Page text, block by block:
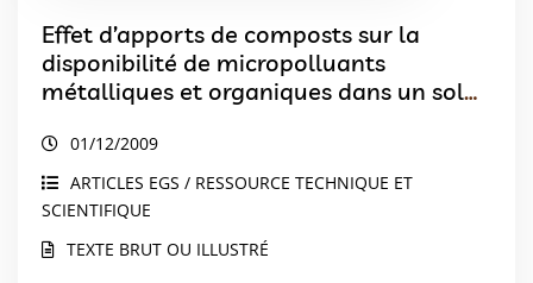
Effet d’apports de composts sur la
disponibilité de micropolluants
métalliques et organiques dans un sol
01/12/2009
ARTICLES EGS / RESSOURCE TECHNIQUE ET
SCIENTIFIQUE
TEXTE BRUT OU ILLUSTRÉ